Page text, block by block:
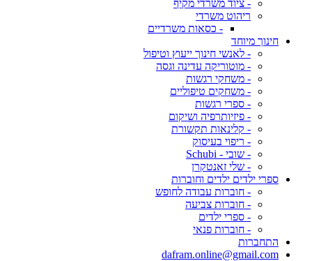
- ציוד משרדי מקיף
ריהוט משרדי
- כסאות משרדיים
חינוך מיוחד
- לאנשי חינוך ייעוץ וטיפול
- מוטוריקה עדינה וגסה
- משחקי רגשות
- משחקים טיפוליים
- ספרי רגשות
- פיזיותרפיה ושיקום
- קלינאות תקשורת
- ריפוי בעיסוק
- שובי - Schubi
- שלי זאנטקרן
ספרי ילדים ילדים וחוברות
- חוברות עבודה לחופש
- חוברות צביעה
- ספרי ילדים
- חוברות פנאי
התחברות
dafram.online@gmail.com